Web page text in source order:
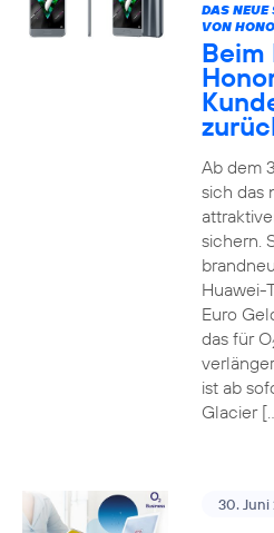
DAS
VON
Beim
Ab dem
sich das
sichern.
Huawei-
Euro
das für O
ist ab
Glacier
30. Juni